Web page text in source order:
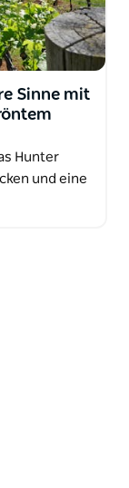
Sinne mit
Hunter
und eine